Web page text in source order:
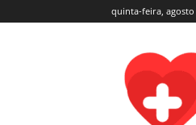
quinta-feira, agosto